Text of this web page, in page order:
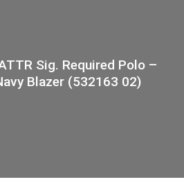
Sig. Required Polo –
Blazer (532163 02)